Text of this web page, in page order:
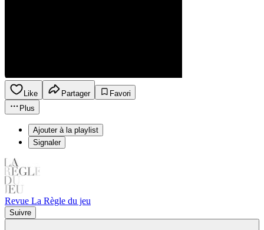
Like Partager
Favori
Plus
Ajouter à la playlist
Signaler
Revue La Règle du jeu
Suivre